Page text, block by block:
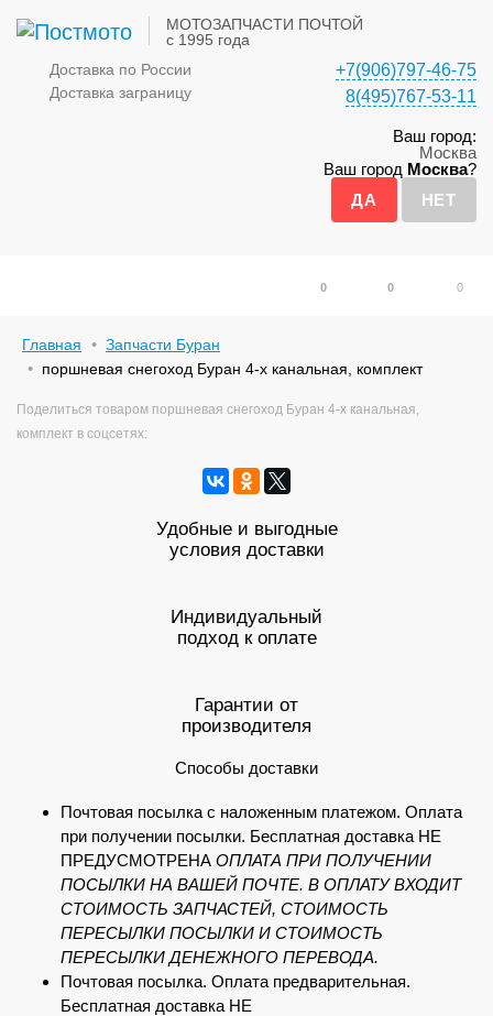
МОТОЗАПЧАСТИ ПОЧТОЙ
с 1995 года
Доставка по России
Доставка заграницу
+7(906)797-46-75
8(495)767-53-11
Ваш город:
Москва
Ваш город Москва?
0
0 0
Главная
Запчасти Буран
поршневая снегоход Буран 4-х канальная, комплект
Поделиться товаром поршневая снегоход Буран 4-х канальная,
комплект в соцсетях:
Удобные и выгодные
условия доставки
Индивидуальный
подход к оплате
Гарантии от
производителя
Способы доставки
Почтовая посылка с наложенным платежом. Оплата
при получении посылки. Бесплатная доставка НЕ
ПРЕДУСМОТРЕНА ОПЛАТА ПРИ ПОЛУЧЕНИИ
ПОСЫЛКИ НА ВАШЕЙ ПОЧТЕ. В ОПЛАТУ ВХОДИТ
СТОИМОСТЬ ЗАПЧАСТЕЙ, СТОИМОСТЬ
ПЕРЕСЫЛКИ ПОСЫЛКИ И СТОИМОСТЬ
ПЕРЕСЫЛКИ ДЕНЕЖНОГО ПЕРЕВОДА.
Почтовая посылка. Оплата предварительная.
Бесплатная доставка НЕ